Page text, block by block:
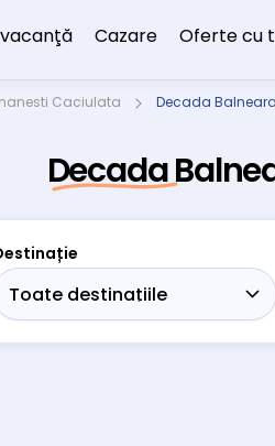
Cazare Oferte cu
Caciulata Decada
Decada